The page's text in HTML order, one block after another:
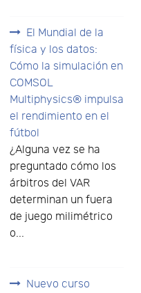
El Mundial de la
física y los datos:
Cómo la simulación en
COMSOL
Multiphysics® impulsa
el rendimiento en el
fútbol
¿Alguna vez se ha
preguntado cómo los
árbitros del VAR
determinan un fuera
de juego milimétrico
o...
Nuevo curso